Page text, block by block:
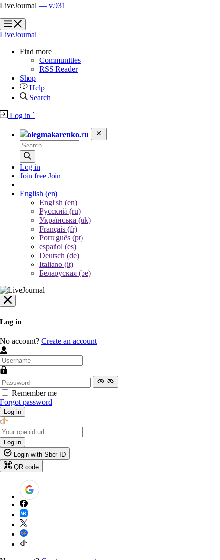
LiveJournal — v.931
?
?
LiveJournal
Find more
Communities
RSS Reader
Shop
Help
Search
Log in `
olegmakarenko.ru
Log in
Join free Join
English (en)
English (en)
Русский (ru)
Українська (uk)
Français (fr)
Português (pt)
español (es)
Deutsch (de)
Italiano (it)
Беларуская (be)
Log in
No account? Create an account
Remember me
Forgot password
Log in
Log in
Login with Sber ID
QR code